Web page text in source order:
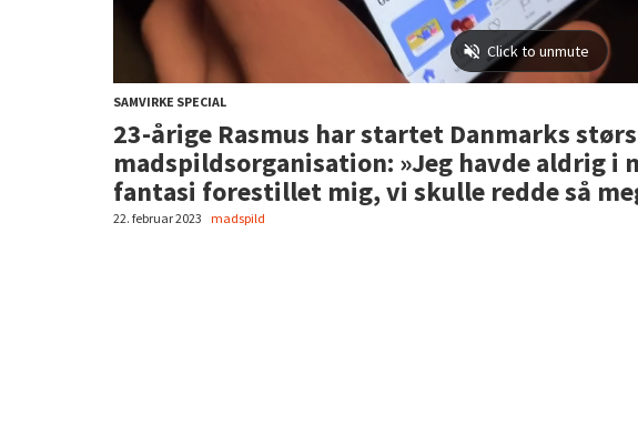
SAMVIRKE SPECIAL
23-årige Rasmus har startet Danmarks
madspildsorganisation: »Jeg havde aldrig i
fantasi forestillet mig, vi skulle redde så
22. februar 2023 madspild